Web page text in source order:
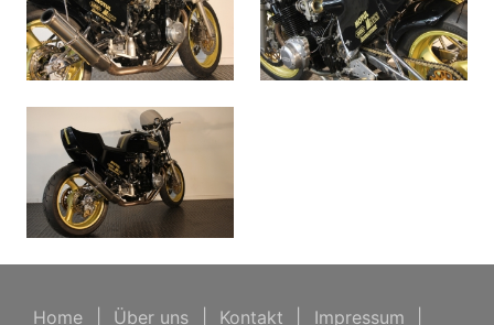
Home Über uns Kontakt Impressum